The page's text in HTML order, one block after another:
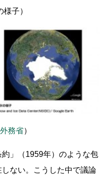
子）
外務省）
」（1959年）のような包
ない。こうした中で議論